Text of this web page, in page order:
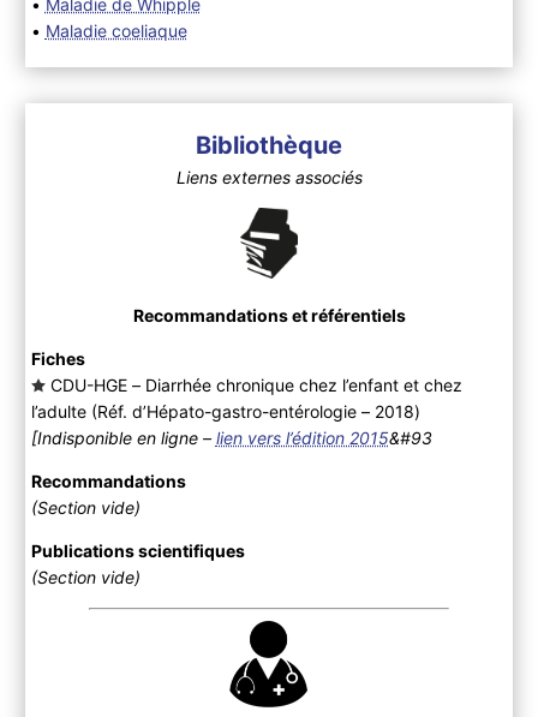
• Maladie de Whipple
• Maladie coeliaque
Bibliothèque
Liens externes associés
Recommandations et référentiels
Fiches
CDU-HGE – Diarrhée chronique chez l’enfant et chez
l’adulte (Réf. d’Hépato-gastro-entérologie – 2018)
[Indisponible en ligne – lien vers l’édition 2015&#93
Recommandations
(Section vide)
Publications scientifiques
(Section vide)